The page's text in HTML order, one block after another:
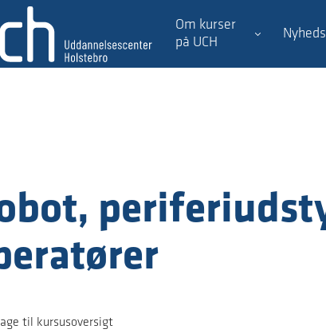
Om kurser
på UCH
til kursusoversigt